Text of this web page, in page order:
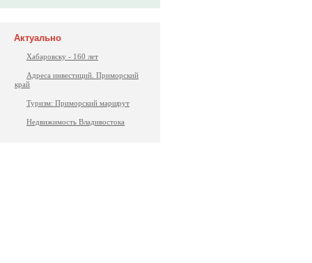
Актуально
Хабаровску - 160 лет
Адреса инвестиций. Приморский
край
Туризм: Приморский маршрут
Недвижимость Владивостока